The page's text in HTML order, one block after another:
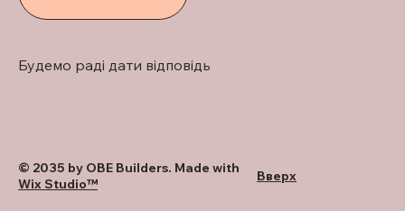
Будемо раді дати відповідь
© 2035 by OBE Builders. Made with
Wix Studio™
Вверх